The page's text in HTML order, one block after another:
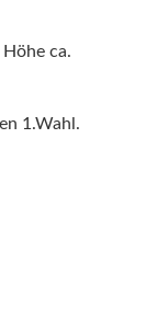
ca.
1.Wahl.